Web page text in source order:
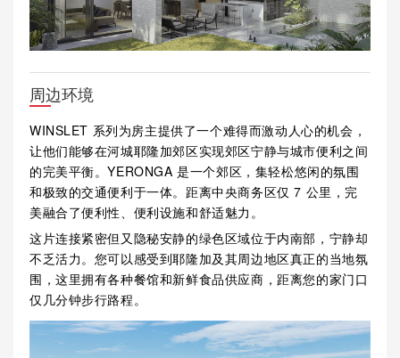
周边环境
WINSLET 系列为房主提供了一个难得而激动人心的机会，
让他们能够在河城耶隆加郊区实现郊区宁静与城市便利之间
的完美平衡。YERONGA 是一个郊区，集轻松悠闲的氛围
和极致的交通便利于一体。距离中央商务区仅 7 公里，完
美融合了便利性、便利设施和舒适魅力。
这片连接紧密但又隐秘安静的绿色区域位于内南部，宁静却
不乏活力。您可以感受到耶隆加及其周边地区真正的当地氛
围，这里拥有各种餐馆和新鲜食品供应商，距离您的家门口
仅几分钟步行路程。